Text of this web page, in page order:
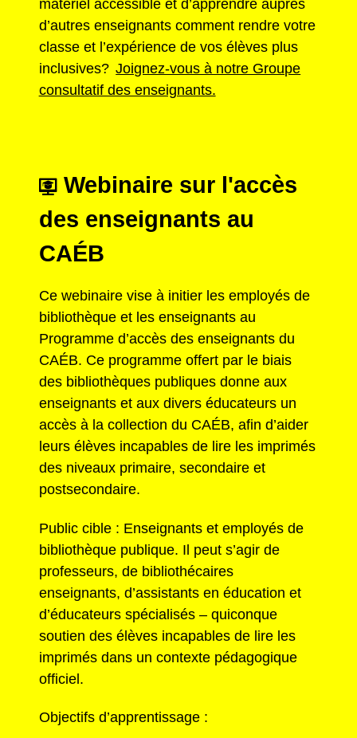
matériel accessible et d’apprendre auprès
d’autres enseignants comment rendre votre
classe et l’expérience de vos élèves plus
inclusives? Joignez-vous à notre Groupe
consultatif des enseignants.
Webinaire sur l'accès
des enseignants au
CAÉB
Ce webinaire vise à initier les employés de
bibliothèque et les enseignants au
Programme d’accès des enseignants du
CAÉB. Ce programme offert par le biais
des bibliothèques publiques donne aux
enseignants et aux divers éducateurs un
accès à la collection du CAÉB, afin d’aider
leurs élèves incapables de lire les imprimés
des niveaux primaire, secondaire et
postsecondaire.
Public cible : Enseignants et employés de
bibliothèque publique. Il peut s’agir de
professeurs, de bibliothécaires
enseignants, d’assistants en éducation et
d’éducateurs spécialisés – quiconque
soutien des élèves incapables de lire les
imprimés dans un contexte pédagogique
officiel.
Objectifs d’apprentissage :